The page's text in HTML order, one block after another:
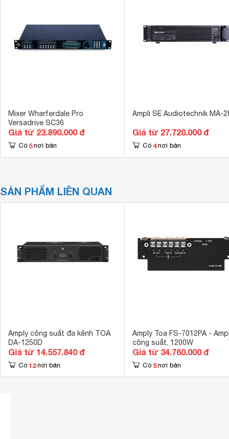
Mixer Wharferdale Pro
Versadrive SC36
Giá từ 23.890.000 đ
Có 5 nơi bán
Ampli SE Audiotechnik MA-
Giá từ 27.720.000 đ
Có 4 nơi bán
SẢN PHẨM LIÊN QUAN
Amply công suất đa kênh TOA
DA-1250D
Giá từ 14.557.840 đ
Có 12 nơi bán
Amply Toa FS-7012PA -
công suất, 1200W
Giá từ 34.760.000 đ
Có 5 nơi bán